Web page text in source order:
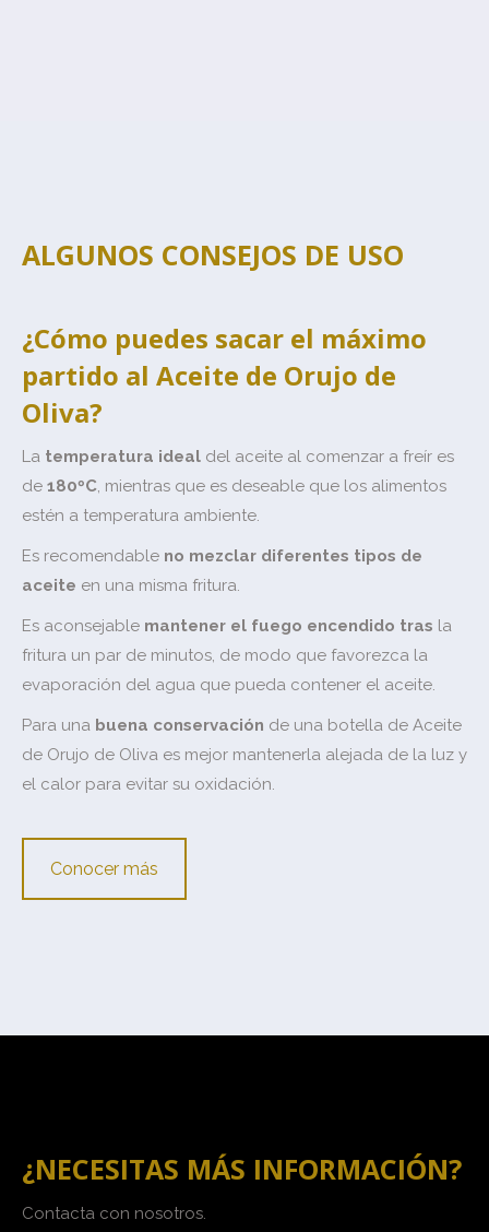
ALGUNOS CONSEJOS DE USO
¿Cómo puedes sacar el máximo
partido al Aceite de Orujo de
Oliva?
La temperatura ideal del aceite al comenzar a freír es
de 180ºC, mientras que es deseable que los alimentos
estén a temperatura ambiente.
Es recomendable no mezclar diferentes tipos de
aceite en una misma fritura.
Es aconsejable mantener el fuego encendido tras la
fritura un par de minutos, de modo que favorezca la
evaporación del agua que pueda contener el aceite.
Para una buena conservación de una botella de Aceite
de Orujo de Oliva es mejor mantenerla alejada de la luz y
el calor para evitar su oxidación.
Conocer más
¿NECESITAS MÁS INFORMACIÓN?
Contacta con nosotros.